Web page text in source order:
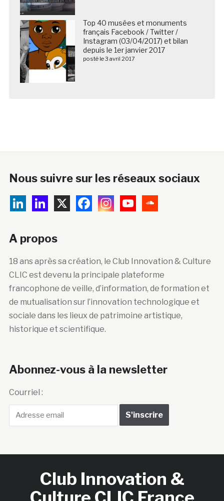
Top 40 musées et monuments
français Facebook / Twitter /
Instagram (03/04/2017) et bilan
depuis le 1er janvier 2017
posté le 3 avril 2017
Nous suivre sur les réseaux sociaux
A propos
18 ans après sa création, le Club Innovation & Culture
CLIC est devenu la principale plateforme
francophone de veille, d’information, de formation et
de mutualisation sur l’innovation technologique et
sociale dans les lieux de patrimoine artistique,
historique et scientifique.
Abonnez-vous à la newsletter
Courriel :
Club Innovation &